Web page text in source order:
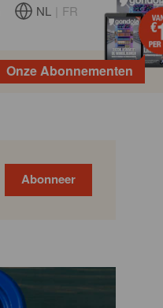
NL FR
Onze Abonnementen
Abonneer